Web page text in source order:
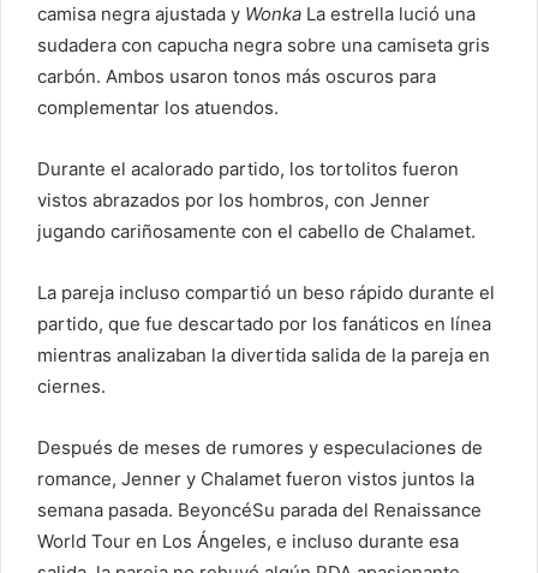
r
ó
n
o
camisa negra ajustada y Wonka La estrella lució una
sudadera con capucha negra sobre una camiseta gris
carbón. Ambos usaron tonos más oscuros para
complementar los atuendos.
Durante el acalorado partido, los tortolitos fueron
vistos abrazados por los hombros, con Jenner
jugando cariñosamente con el cabello de Chalamet.
La pareja incluso compartió un beso rápido durante el
partido, que fue descartado por los fanáticos en línea
mientras analizaban la divertida salida de la pareja en
ciernes.
Después de meses de rumores y especulaciones de
romance, Jenner y Chalamet fueron vistos juntos la
semana pasada. BeyoncéSu parada del Renaissance
World Tour en Los Ángeles, e incluso durante esa